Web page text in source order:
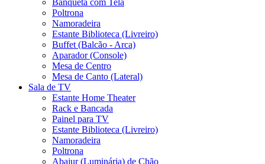
Banqueta com Tela
Poltrona
Namoradeira
Estante Biblioteca (Livreiro)
Buffet (Balcão - Arca)
Aparador (Console)
Mesa de Centro
Mesa de Canto (Lateral)
Sala de TV
Estante Home Theater
Rack e Bancada
Painel para TV
Estante Biblioteca (Livreiro)
Namoradeira
Poltrona
Abajur (Luminária) de Chão